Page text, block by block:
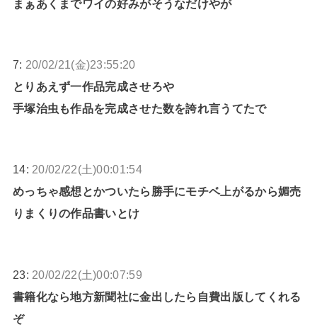
まぁあくまでワイの好みがそうなだけやが
7: 20/02/21(金)23:55:20
とりあえず一作品完成させろや
手塚治虫も作品を完成させた数を誇れ言うてたで
14: 20/02/22(土)00:01:54
めっちゃ感想とかついたら勝手にモチベ上がるから媚売
りまくりの作品書いとけ
23: 20/02/22(土)00:07:59
書籍化なら地方新聞社に金出したら自費出版してくれる
ぞ